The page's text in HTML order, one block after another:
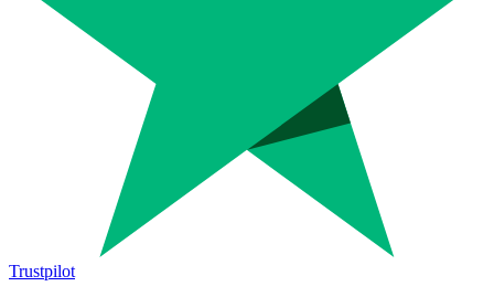
Trustpilot